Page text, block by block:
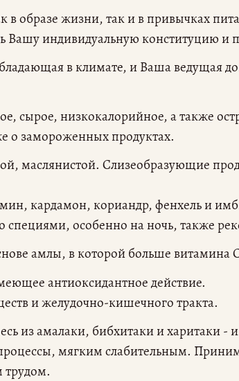
образе жизни, так и в привычках
Вашу индивидуальную конституцию
в климате, и Ваша ведущая
сырое, низкокалорийное, а также
о замороженных продуктах.
маслянистой. Слизеобразующие
кардамон, кориандр, фенхель и
специями, особенно на ночь, также
амлы, в которой больше витамина
антиоксидантное действие.
и желудочно-кишечного тракта.
из амалаки, бибхитаки и харитаки -
мягким слабительным.